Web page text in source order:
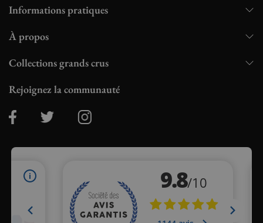
Informations pratiques
À propos
Collections grands crus
Rejoignez la communauté